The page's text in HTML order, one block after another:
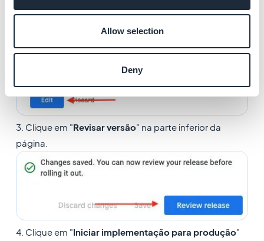
Allow selection
Deny
3. Clique em "Revisar versão" na parte inferior da
página.
4. Clique em "Iniciar implementação para produção"